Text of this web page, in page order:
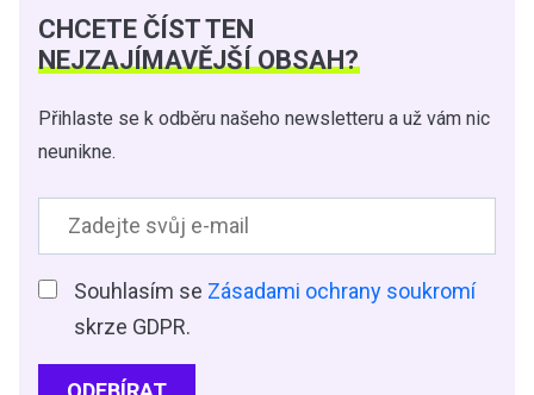
CHCETE ČÍST TEN
NEJZAJÍMAVĚJŠÍ OBSAH?
Přihlaste se k odběru našeho newsletteru a už vám nic
neunikne.
Souhlasím se Zásadami ochrany soukromí
skrze GDPR.